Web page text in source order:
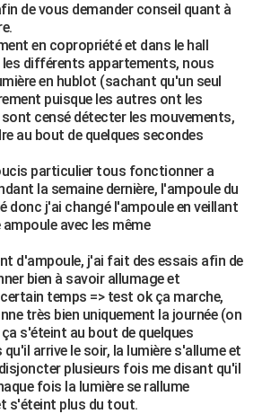
de vous demander conseil quant à
en copropriété et dans le hall
les différents appartements, nous
en hublot (sachant qu'un seul
puisque les autres ont les
censé détecter les mouvements,
au bout de quelques secondes
particulier tous fonctionner a
la semaine dernière, l'ampoule du
donc j'ai changé l'ampoule en veillant
ampoule avec les même
d'ampoule, j'ai fait des essais afin de
bien à savoir allumage et
temps => test ok ça marche,
très bien uniquement la journée (on
s'éteint au bout de quelques
arrive le soir, la lumière s'allume et
plusieurs fois me disant qu'il
fois la lumière se rallume
s'éteint plus du tout.